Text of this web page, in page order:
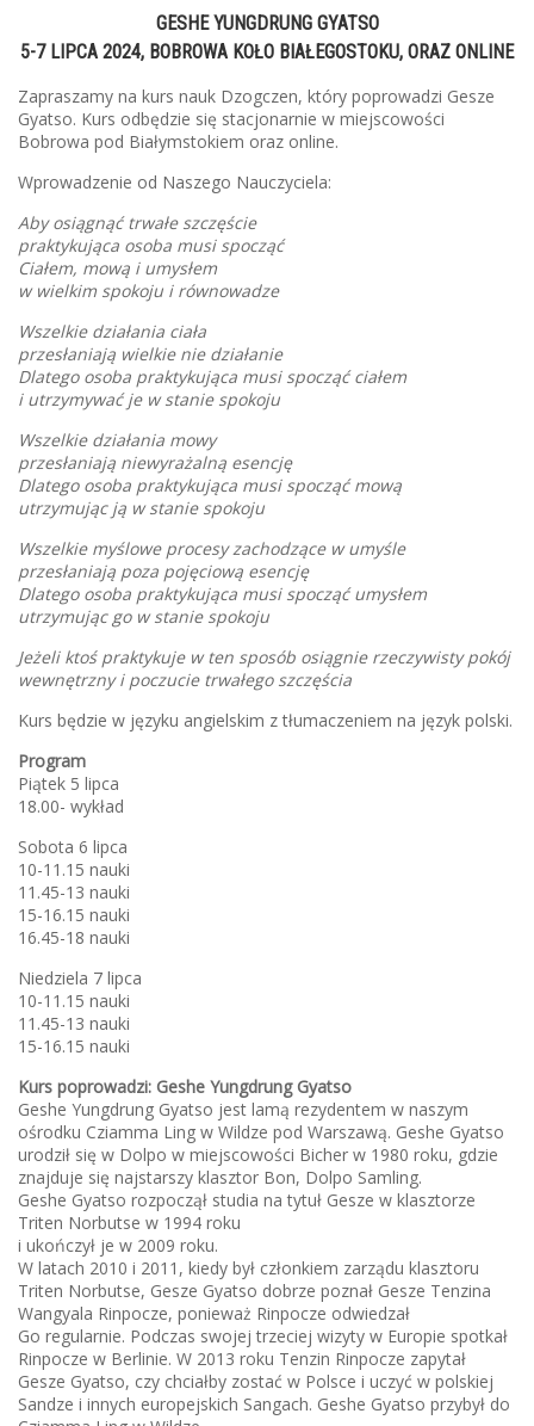
GESHE YUNGDRUNG GYATSO
5-7 LIPCA 2024, BOBROWA KOŁO BIAŁEGOSTOKU, ORAZ ONLINE
Zapraszamy na kurs nauk Dzogczen, który poprowadzi Gesze
Gyatso. Kurs odbędzie się stacjonarnie w miejscowości
Bobrowa pod Białymstokiem oraz online.
Wprowadzenie od Naszego Nauczyciela:
Aby osiągnąć trwałe szczęście
praktykująca osoba musi spocząć
Ciałem, mową i umysłem
w wielkim spokoju i równowadze
Wszelkie działania ciała
przesłaniają wielkie nie działanie
Dlatego osoba praktykująca musi spocząć ciałem
i utrzymywać je w stanie spokoju
Wszelkie działania mowy
przesłaniają niewyrażalną esencję
Dlatego osoba praktykująca musi spocząć mową
utrzymując ją w stanie spokoju
Wszelkie myślowe procesy zachodzące w umyśle
przesłaniają poza pojęciową esencję
Dlatego osoba praktykująca musi spocząć umysłem
utrzymując go w stanie spokoju
Jeżeli ktoś praktykuje w ten sposób osiągnie rzeczywisty pokój
wewnętrzny i poczucie trwałego szczęścia
Kurs będzie w języku angielskim z tłumaczeniem na język polski.
Program
Piątek 5 lipca
18.00- wykład
Sobota 6 lipca
10-11.15 nauki
11.45-13 nauki
15-16.15 nauki
16.45-18 nauki
Niedziela 7 lipca
10-11.15 nauki
11.45-13 nauki
15-16.15 nauki
Kurs poprowadzi: Geshe Yungdrung Gyatso
Geshe Yungdrung Gyatso jest lamą rezydentem w naszym
ośrodku Cziamma Ling w Wildze pod Warszawą. Geshe Gyatso
urodził się w Dolpo w miejscowości Bicher w 1980 roku, gdzie
znajduje się najstarszy klasztor Bon, Dolpo Samling.
Geshe Gyatso rozpoczął studia na tytuł Gesze w klasztorze
Triten Norbutse w 1994 roku
i ukończył je w 2009 roku.
W latach 2010 i 2011, kiedy był członkiem zarządu klasztoru
Triten Norbutse, Gesze Gyatso dobrze poznał Gesze Tenzina
Wangyala Rinpocze, ponieważ Rinpocze odwiedzał
Go regularnie. Podczas swojej trzeciej wizyty w Europie spotkał
Rinpocze w Berlinie. W 2013 roku Tenzin Rinpocze zapytał
Gesze Gyatso, czy chciałby zostać w Polsce i uczyć w polskiej
Sandze i innych europejskich Sangach. Geshe Gyatso przybył do